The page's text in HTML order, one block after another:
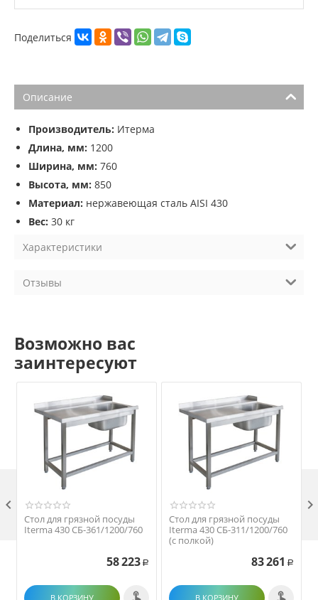
Поделиться
Описание
Производитель: Итерма
Длина, мм: 1200
Ширина, мм: 760
Высота, мм: 850
Материал: нержавеющая сталь AISI 430
Вес: 30 кг
Характеристики
Отзывы
Возможно вас
заинтересуют
Стол для грязной посуды
Iterma 430 СБ-361/1200/760
58 223 Р
В КОРЗИНУ
Стол для грязной посуды
Iterma 430 СБ-311/1200/760
(с полкой)
83 261 Р
В КОРЗИНУ
 